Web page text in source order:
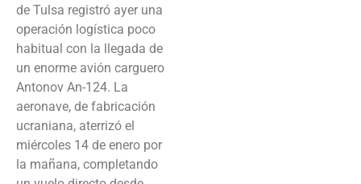
de Tulsa registró ayer una
operación logística poco
habitual con la llegada de
un enorme avión carguero
Antonov An-124. La
aeronave, de fabricación
ucraniana, aterrizó el
miércoles 14 de enero por
la mañana, completando